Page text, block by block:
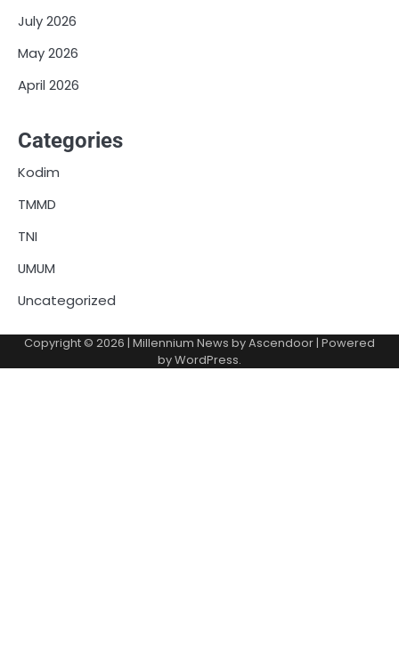
July 2026
May 2026
April 2026
Categories
Kodim
TMMD
TNI
UMUM
Uncategorized
Copyright © 2026 | Millennium News byAscendoor| Powered
byWordPress.